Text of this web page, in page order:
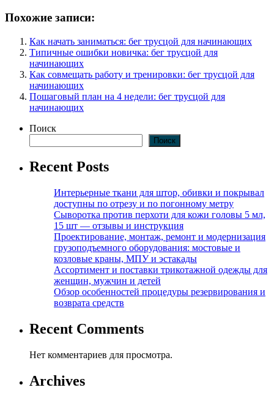
Похожие записи:
Как начать заниматься: бег трусцой для начинающих
Типичные ошибки новичка: бег трусцой для
начинающих
Как совмещать работу и тренировки: бег трусцой для
начинающих
Пошаговый план на 4 недели: бег трусцой для
начинающих
Поиск
Поиск
Recent Posts
Интерьерные ткани для штор, обивки и покрывал
доступны по отрезу и по погонному метру
Сыворотка против перхоти для кожи головы 5 мл,
15 шт — отзывы и инструкция
Проектирование, монтаж, ремонт и модернизация
грузоподъемного оборудования: мостовые и
козловые краны, МПУ и эстакады
Ассортимент и поставки трикотажной одежды для
женщин, мужчин и детей
Обзор особенностей процедуры резервирования и
возврата средств
Recent Comments
Нет комментариев для просмотра.
Archives